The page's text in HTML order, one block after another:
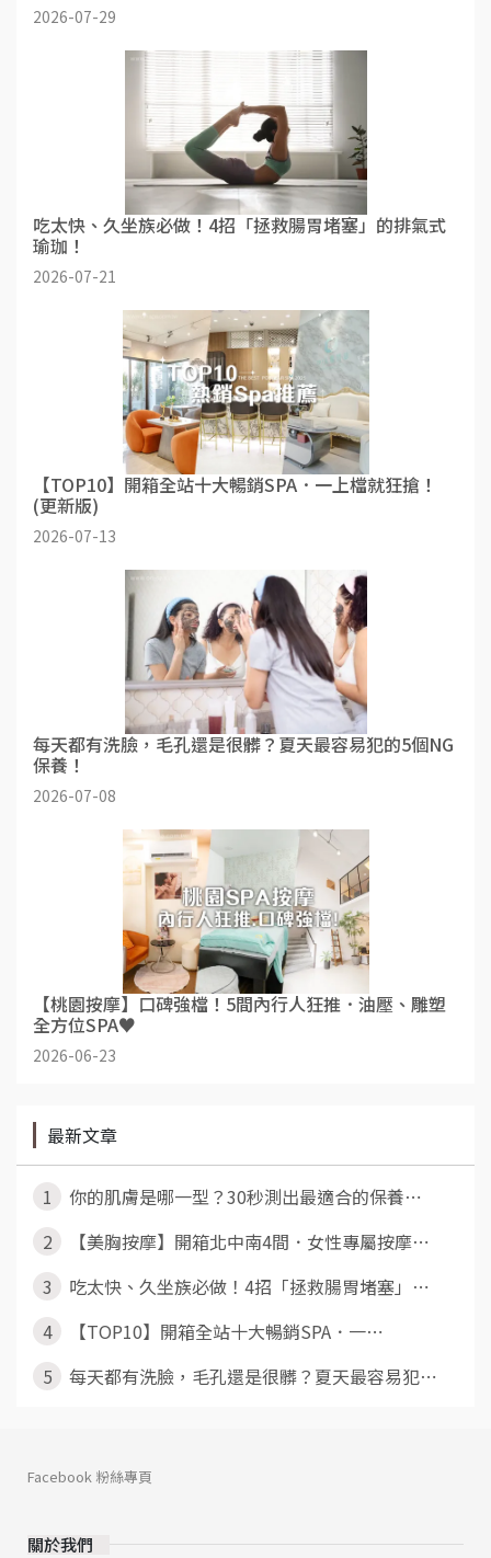
2026-07-29
吃太快、久坐族必做！4招「拯救腸胃堵塞」的排氣式
瑜珈！
2026-07-21
【TOP10】開箱全站十大暢銷SPA．一上檔就狂搶！
(更新版)
2026-07-13
每天都有洗臉，毛孔還是很髒？夏天最容易犯的5個NG
保養！
2026-07-08
【桃園按摩】口碑強檔！5間內行人狂推．油壓、雕塑
全方位SPA♥
2026-06-23
最新文章
1
你的肌膚是哪一型？30秒測出最適合的保養⋯
2
【美胸按摩】開箱北中南4間．女性專屬按摩⋯
3
吃太快、久坐族必做！4招「拯救腸胃堵塞」⋯
4
【TOP10】開箱全站十大暢銷SPA．一⋯
5
每天都有洗臉，毛孔還是很髒？夏天最容易犯⋯
關於我們
Facebook 粉絲專頁